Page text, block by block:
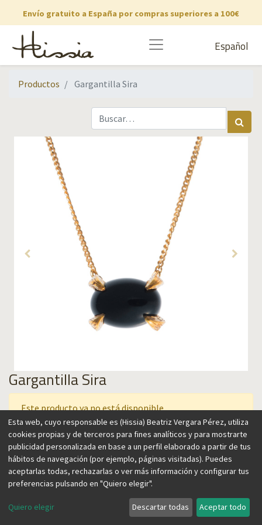
Envío gratuito a España por compras superiores a 100€
Español
Productos Gargantilla Sira
Gargantilla Sira
Este producto ya no está disponible.
Esta colección tiene por protagonista a las piedras
semipreciosas talladas artísticamente sobre una montura
que simula las garras de un animal, en un diseño cómodo y
favorecedor, que se puede llevar a distintas alturas. Un diseño
femenino y atemporal para aportar un toque vintage
actualizado, perfecto para llevar sobre un top o
Esta web, cuyo responsable es (Hissia) Beatriz Vergara Pérez, utiliza
cookies propias y de terceros para fines analíticos y para mostrarte
publicidad personalizada en base a un perfil elaborado a partir de tus
hábitos de navegación (por ejemplo, páginas visitadas). Puedes
aceptarlas todas, rechazarlas o ver más información y configurar tus
preferencias pulsando en "Quiero elegir".
Quiero elegir Descartar todas Aceptar todo